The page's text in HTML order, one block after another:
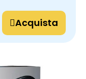
Acquista